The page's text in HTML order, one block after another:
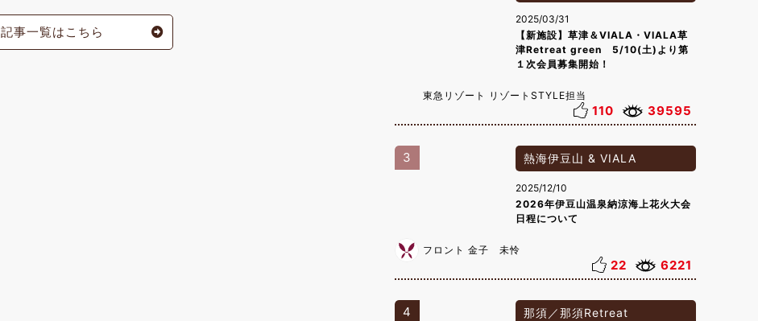
記事一覧はこちら
2025/03/31
【新施設】草津＆VIALA・VIALA草
津Retreat green 5/10(土)より第
１次会員募集開始！
東急リゾート リゾートSTYLE担当
110 39595
3 熱海伊豆山 & VIALA
2025/12/10
2026年伊豆山温泉納涼海上花火大会
日程について
フロント 金子 未怜
22 6221
4 那須／那須Retreat